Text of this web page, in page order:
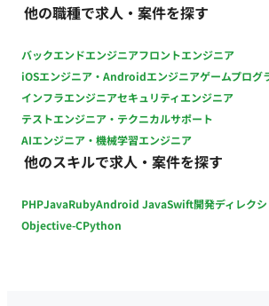
他の職種で求人・案件を探す
バックエンドエンジニアフロントエンジニア
iOSエンジニア・Androidエンジニアゲームプログ
インフラエンジニアセキュリティエンジニア
テストエンジニア・テクニカルサポート
AIエンジニア・機械学習エンジニア
他のスキルで求人・案件を探す
PHPJavaRubyAndroid JavaSwift開発ディレク
Objective-CPython